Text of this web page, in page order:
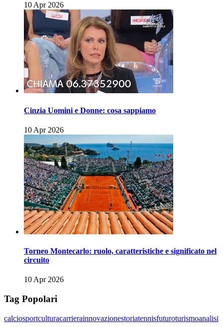
10 Apr 2026
Cinzia Uomini e Donne: cosa sappiamo
10 Apr 2026
Torneo Montecarlo: ruolo, caratteristiche e significato nel
circuito
10 Apr 2026
Tag Popolari
calciosportculturacarrierainnovazionestoriatennisfuturoturismoanalisi